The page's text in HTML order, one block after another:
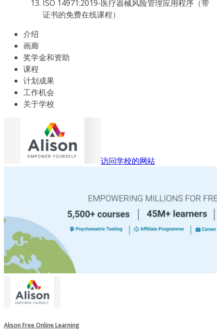
ISO 14971:2019-医疗器械风险管理应用程序（带
证书的免费在线课程）
介绍
画廊
奖学金和资助
课程
计划成果
工作机会
关于学校
访问学校的网站
Alison Free Online Learning